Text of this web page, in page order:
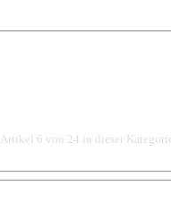
Artikel 6 von 24 in dieser